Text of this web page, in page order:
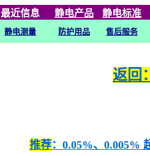
最近信息 静电产品 静电标准
静电测量 防护用品
售后服务
返回
推荐：0.05%、0.005%